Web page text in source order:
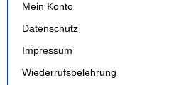
Mein Konto
Datenschutz
Impressum
Wiederrufsbelehrung